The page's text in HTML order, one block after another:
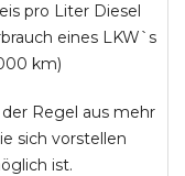
pro Liter Diesel
eines LKW`s
km)
Regel aus mehr
sich vorstellen
ist.